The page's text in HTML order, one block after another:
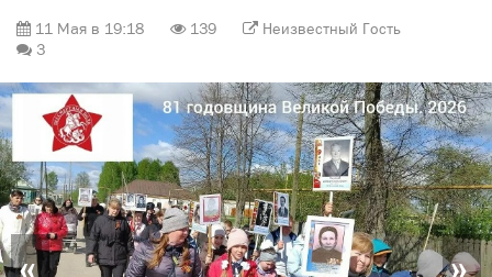
11 Мая в 19:18 139
Неизвестный Гость
3